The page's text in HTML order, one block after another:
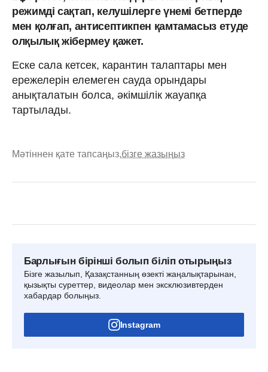
режимді сақтап, келушілерге үнемі бетперде
мен қолғап, антисептикпен қамтамасыз етуде
олқылық жібермеу қажет.
Еске сала кетсек, карантин талаптары мен
ережелерін елемеген сауда орындары
анықталатын болса, әкімшілік жауапқа
тартылады.
Мәтіннен қате тапсаңыз,бізге жазыңыз
Барлығын бірінші болып біліп отырыңыз
Бізге жазылып, Қазақстанның өзекті жаңалықтарынан,
қызықты суреттер, видеолар мен эксклюзивтерден
хабардар болыңыз.
Instagram